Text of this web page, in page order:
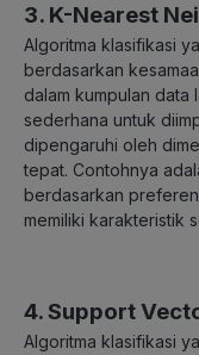
3. K-Nearest
Algoritma klasifikasi
berdasarkan
dalam kumpulan data
sederhana untuk
dipengaruhi oleh
tepat. Contohnya
berdasarkan
memiliki karakteristik
4. Support
Algoritma klasifikasi